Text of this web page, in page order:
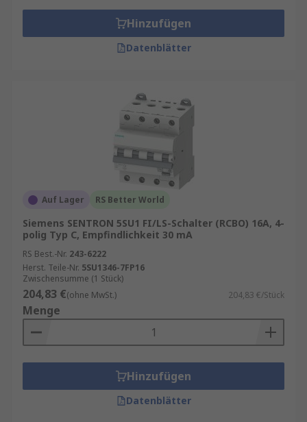
Hinzufügen
Datenblätter
Auf Lager RS Better World
Siemens SENTRON 5SU1 FI/LS-Schalter (RCBO) 16A, 4-
polig Typ C, Empfindlichkeit 30 mA
RS Best.-Nr. 243-6222
Herst. Teile-Nr. 5SU1346-7FP16
Zwischensumme (1 Stück)
204,83 €(ohne MwSt.) 204,83 €/Stück
Menge
Hinzufügen
Datenblätter